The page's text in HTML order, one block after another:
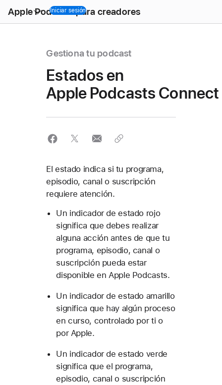
Apple Podcasts para creadores
Menu
Iniciar sesión
Gestiona tu podcast
Estados en
Apple Podcasts Connect
El estado indica si tu programa,
episodio, canal o suscripción
requiere atención.
Un indicador de estado rojo
significa que debes realizar
alguna acción antes de que tu
programa, episodio, canal o
suscripción pueda estar
disponible en Apple Podcasts.
Un indicador de estado amarillo
significa que hay algún proceso
en curso, controlado por ti o
por Apple.
Un indicador de estado verde
significa que el programa,
episodio, canal o suscripción